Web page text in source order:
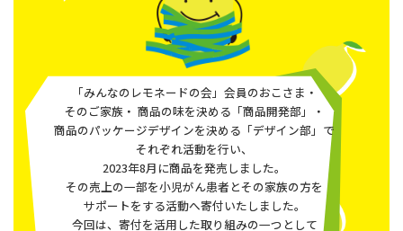
「みんなのレモネードの会」会員のおこさま・
そのご家族・ 商品の味を決める「商品開発部」・
商品のパッケージデザインを決める 「デザイン部」で
それぞれ活動を行い、
2023年8月に商品を発売しました。
その売上の一部を小児がん患者とその家族の方を
サポートをする活動へ寄付いたしました。
今回は、寄付を活用した取り組みの一つとして